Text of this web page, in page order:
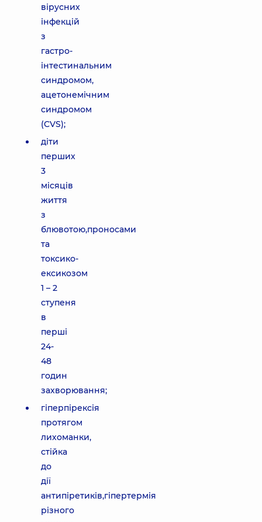
вірусних
інфекцій
з
гастро-
інтестинальним
синдромом,
ацетонемічним
синдромом
(CVS);
діти
перших
3
місяців
життя
з
блювотою,проносами
та
токсико-
ексикозом
1 – 2
ступеня
в
перші
24-
48
годин
захворювання;
гіперпірексія
протягом
лихоманки,
стійка
до
дії
антипіретиків,гіпертермія
різного